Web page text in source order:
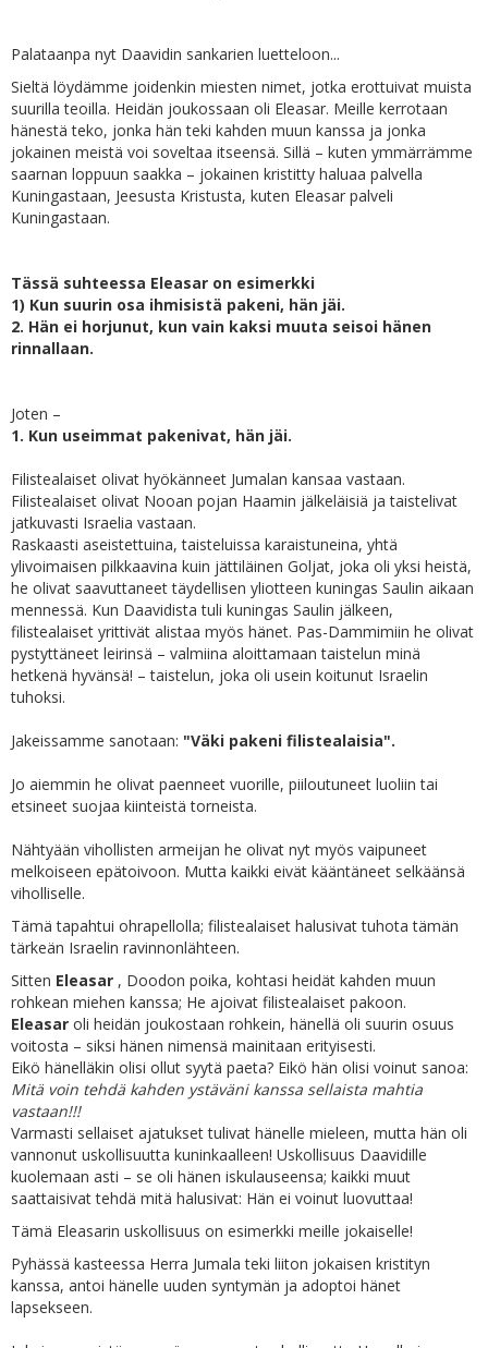
Palataanpa nyt Daavidin sankarien luetteloon...
Sieltä löydämme joidenkin miesten nimet, jotka erottuivat muista
suurilla teoilla. Heidän joukossaan oli Eleasar. Meille kerrotaan
hänestä teko, jonka hän teki kahden muun kanssa ja jonka
jokainen meistä voi soveltaa itseensä. Sillä – kuten ymmärrämme
saarnan loppuun saakka – jokainen kristitty haluaa palvella
Kuningastaan, Jeesusta Kristusta, kuten Eleasar palveli
Kuningastaan.
Tässä suhteessa Eleasar on esimerkki
1) Kun suurin osa ihmisistä pakeni, hän jäi.
2. Hän ei horjunut, kun vain kaksi muuta seisoi hänen
rinnallaan.
Joten –
1. Kun useimmat pakenivat, hän jäi.
Filistealaiset olivat hyökänneet Jumalan kansaa vastaan.
Filistealaiset olivat Nooan pojan Haamin jälkeläisiä ja taistelivat
jatkuvasti Israelia vastaan.
Raskaasti aseistettuina, taisteluissa karaistuneina, yhtä
ylivoimaisen pilkkaavina kuin jättiläinen Goljat, joka oli yksi heistä,
he olivat saavuttaneet täydellisen yliotteen kuningas Saulin aikaan
mennessä. Kun Daavidista tuli kuningas Saulin jälkeen,
filistealaiset yrittivät alistaa myös hänet. Pas-Dammimiin he olivat
pystyttäneet leirinsä – valmiina aloittamaan taistelun minä
hetkenä hyvänsä! – taistelun, joka oli usein koitunut Israelin
tuhoksi.
Jakeissamme sanotaan: "Väki pakeni filistealaisia".
Jo aiemmin he olivat paenneet vuorille, piiloutuneet luoliin tai
etsineet suojaa kiinteistä torneista.
Nähtyään vihollisten armeijan he olivat nyt myös vaipuneet
melkoiseen epätoivoon. Mutta kaikki eivät kääntäneet selkäänsä
viholliselle.
Tämä tapahtui ohrapellolla; filistealaiset halusivat tuhota tämän
tärkeän Israelin ravinnonlähteen.
Sitten Eleasar , Doodon poika, kohtasi heidät kahden muun
rohkean miehen kanssa; He ajoivat filistealaiset pakoon.
Eleasar oli heidän joukostaan rohkein, hänellä oli suurin osuus
voitosta – siksi hänen nimensä mainitaan erityisesti.
Eikö hänelläkin olisi ollut syytä paeta? Eikö hän olisi voinut sanoa:
Mitä voin tehdä kahden ystäväni kanssa sellaista mahtia
vastaan!!!
Varmasti sellaiset ajatukset tulivat hänelle mieleen, mutta hän oli
vannonut uskollisuutta kuninkaalleen! Uskollisuus Daavidille
kuolemaan asti – se oli hänen iskulauseensa; kaikki muut
saattaisivat tehdä mitä halusivat: Hän ei voinut luovuttaa!
Tämä Eleasarin uskollisuus on esimerkki meille jokaiselle!
Pyhässä kasteessa Herra Jumala teki liiton jokaisen kristityn
kanssa, antoi hänelle uuden syntymän ja adoptoi hänet
lapsekseen.